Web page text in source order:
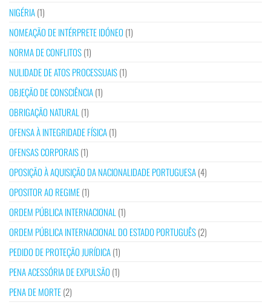
NIGÉRIA(1)
NOMEAÇÃO DE INTÉRPRETE IDÓNEO (1)
NORMA DE CONFLITOS(1)
NULIDADE DE ATOS PROCESSUAIS(1)
OBJEÇÃO DE CONSCIÊNCIA(1)
OBRIGAÇÃO NATURAL (1)
OFENSA À INTEGRIDADE FÍSICA(1)
OFENSAS CORPORAIS(1)
OPOSIÇÃO À AQUISIÇÃO DA NACIONALIDADE PORTUGUESA(4)
OPOSITOR AO REGIME(1)
ORDEM PÚBLICA INTERNACIONAL (1)
ORDEM PÚBLICA INTERNACIONAL DO ESTADO PORTUGUÊS(2)
PEDIDO DE PROTEÇÃO JURÍDICA(1)
PENA ACESSÓRIA DE EXPULSÃO (1)
PENA DE MORTE(2)